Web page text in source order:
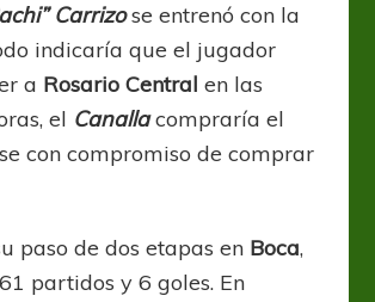
Carrizose entrenó con la
indicaría que el jugador
a Rosario Centralen las
el Canallacompraría el
con compromiso de comprar
paso de dos etapas en Boca,
partidos y 6 goles. En